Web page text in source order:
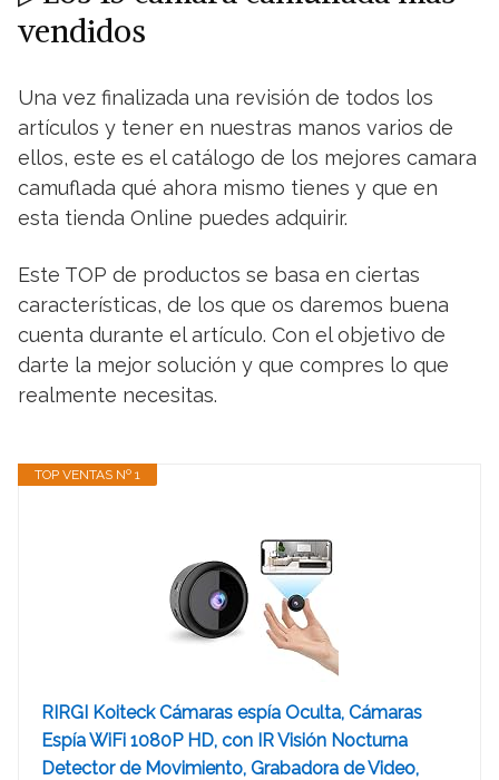
vendidos
Una vez finalizada una revisión de todos los
artículos y tener en nuestras manos varios de
ellos, este es el catálogo de los mejores camara
camuflada qué ahora mismo tienes y que en
esta tienda Online puedes adquirir.
Este TOP de productos se basa en ciertas
características, de los que os daremos buena
cuenta durante el artículo. Con el objetivo de
darte la mejor solución y que compres lo que
realmente necesitas.
TOP VENTAS Nº 1
RIRGI Koiteck Cámaras espía Oculta, Cámaras
Espía WiFi 1080P HD, con IR Visión Nocturna
Detector de Movimiento, Grabadora de Video,